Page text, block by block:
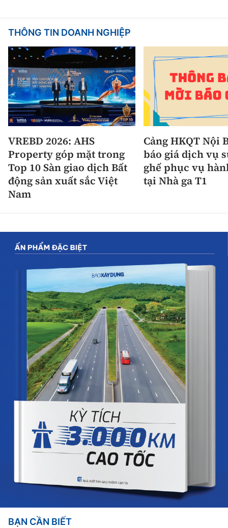
THÔNG TIN DOANH NGHIỆP
VREBD 2026: AHS
Property góp mặt trong
Top 10 Sàn giao dịch Bất
động sản xuất sắc Việt
Nam
Cảng HKQT Nội
báo giá dịch vụ
ghế phục vụ
tại Nhà ga T1
BẠN CẦN BIẾT